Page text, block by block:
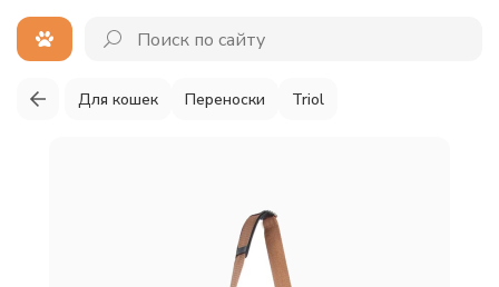
Для кошек Переноски Triol